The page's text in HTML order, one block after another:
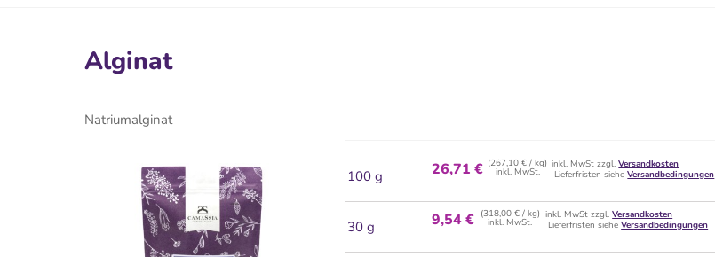
Alginat
Natriumalginat
100 g 26,71 € (267,10 € / kg)
inkl. MwSt.
inkl. MwSt zzgl.Versandkosten
Lieferfristen sieheVersandbedingungen
30 g 9,54 € (318,00 € / kg)
inkl. MwSt.
inkl. MwSt zzgl.Versandkosten
Lieferfristen sieheVersandbedingungen